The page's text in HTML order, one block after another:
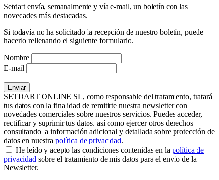
Setdart envía, semanalmente y vía e-mail, un boletín con las
novedades más destacadas.
Si todavía no ha solicitado la recepción de nuestro boletín, puede
hacerlo rellenando el siguiente formulario.
Nombre
E-mail
SETDART ONLINE SL, como responsable del tratamiento, tratará
tus datos con la finalidad de remitirte nuestra newsletter con
novedades comerciales sobre nuestros servicios. Puedes acceder,
rectificar y suprimir tus datos, así como ejercer otros derechos
consultando la información adicional y detallada sobre protección de
datos en nuestra política de privacidad.
He leído y acepto las condiciones contenidas en la política de
privacidad sobre el tratamiento de mis datos para el envío de la
Newsletter.